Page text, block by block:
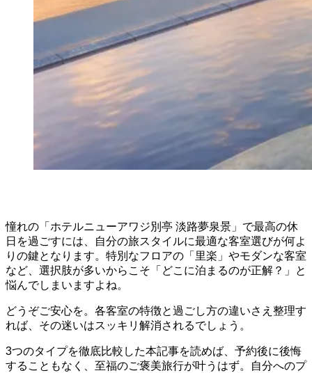
憧れの「ホテルニューアワジ別亭 淡路夢泉景」で最高の休
日を過ごすには、自分の旅スタイルに最適な客室選びが何よ
りの鍵となります。特別なフロアの「里楽」やモダンな客室
など、選択肢が多いからこそ「どこに泊まるのが正解？」と
悩んでしまいますよね。
どうぞご安心を。各客室の特徴と過ごし方の違いさえ整理す
れば、その迷いはスッキリ解消されるでしょう。
3つのタイプを徹底比較した本記事を読めば、予約後に後悔
することもなく、至福のご褒美旅行が叶うはず。自分へのプ